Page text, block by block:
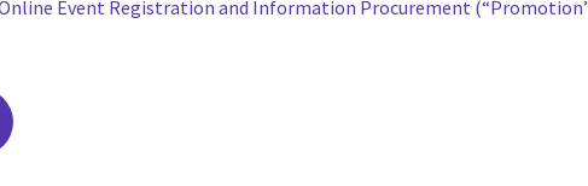
Event Registration and Information Procurement